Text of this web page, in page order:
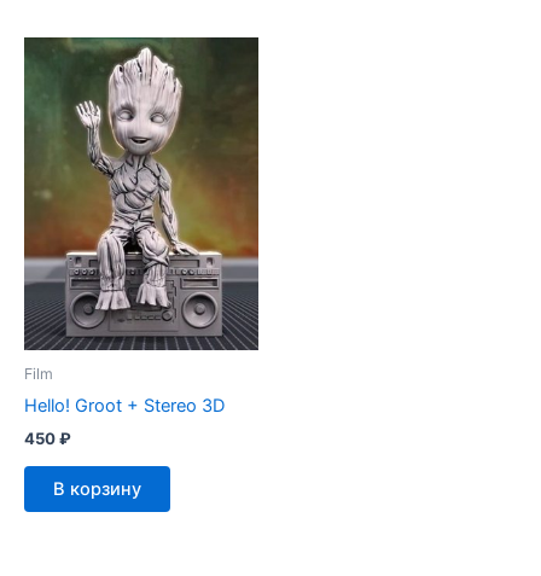
Film
Hello! Groot + Stereo 3D
450₽
В корзину